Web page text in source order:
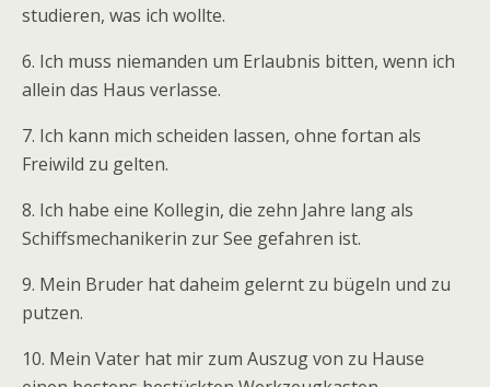
studieren, was ich wollte.
6. Ich muss niemanden um Erlaubnis bitten, wenn ich
allein das Haus verlasse.
7. Ich kann mich scheiden lassen, ohne fortan als
Freiwild zu gelten.
8. Ich habe eine Kollegin, die zehn Jahre lang als
Schiffsmechanikerin zur See gefahren ist.
9. Mein Bruder hat daheim gelernt zu bügeln und zu
putzen.
10. Mein Vater hat mir zum Auszug von zu Hause